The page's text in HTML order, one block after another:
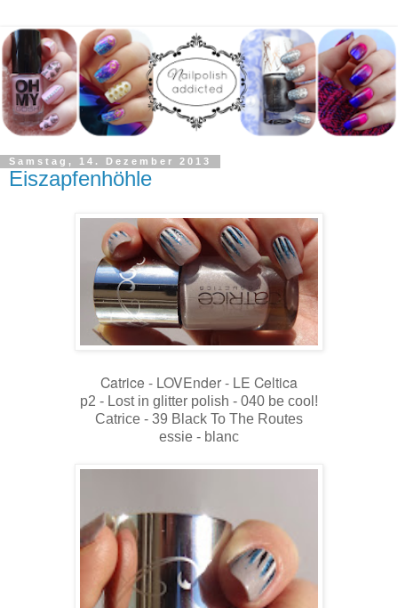
Samstag, 14. Dezember 2013
Eiszapfenhöhle
Catrice - LOVEnder - LE Celtica
p2 - Lost in glitter polish - 040 be cool!
Catrice - 39 Black To The Routes
essie - blanc